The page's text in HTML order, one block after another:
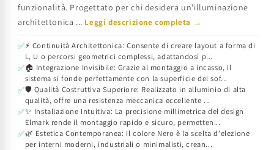
funzionalità. Progettato per chi desidera un'illuminazione
architettonica ... Leggi descrizione completa →
✅⚡ Continuità Architettonica: Consente di creare layout a forma di
L, U o percorsi geometrici complessi, adattandosi p...
✅🏠 Integrazione Invisibile: Grazie al montaggio a incasso, il
sistema si fonde perfettamente con la superficie del sof...
✅🛡️ Qualità Costruttiva Superiore: Realizzato in alluminio di alta
qualità, offre una resistenza meccanica eccellente ...
✅✨ Installazione Intuitiva: La precisione millimetrica del design
Elmark rende il montaggio rapido e sicuro, permetten...
✅🌿 Estetica Contemporanea: Il colore Nero è la scelta d'elezione
per interni moderni, industriali o minimalisti, crean...